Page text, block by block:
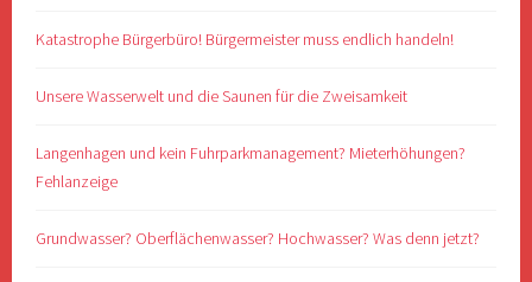
Katastrophe Bürgerbüro! Bürgermeister muss endlich handeln!
Unsere Wasserwelt und die Saunen für die Zweisamkeit
Langenhagen und kein Fuhrparkmanagement? Mieterhöhungen?
Fehlanzeige
Grundwasser? Oberflächenwasser? Hochwasser? Was denn jetzt?